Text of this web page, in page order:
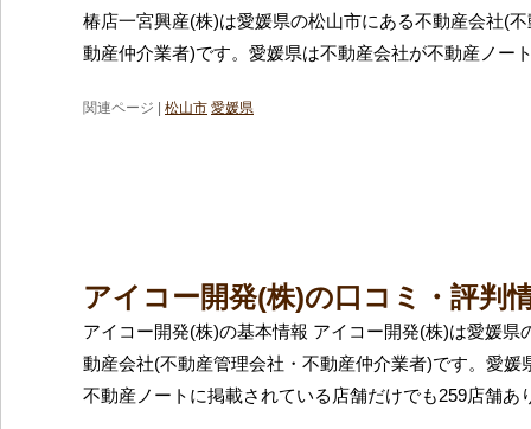
椿店一宮興産(株)は愛媛県の松山市にある不動産会社(
動産仲介業者)です。愛媛県は不動産会社が不動産ノー
関連ページ | 松山市 愛媛県
アイコー開発(株)の口コミ・評判
アイコー開発(株)の基本情報 アイコー開発(株)は愛媛県
動産会社(不動産管理会社・不動産仲介業者)です。愛媛
不動産ノートに掲載されている店舗だけでも259店舗あ